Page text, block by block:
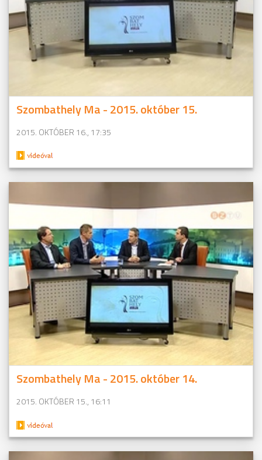
Szombathely Ma - 2015. október 15.
2015. OKTÓBER 16., 17:35
Szombathely Ma - 2015. október 14.
2015. OKTÓBER 15., 16:11